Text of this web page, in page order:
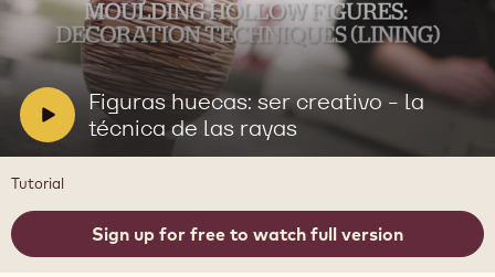
V
i
d
o
:
Figuras huecas: ser creativo - la
técnica de las rayas
Reproducir
video:
Figuras
huecas:
ser
creativo
técnica
las
rayas
Tutorial
Sign up for free to watch full version